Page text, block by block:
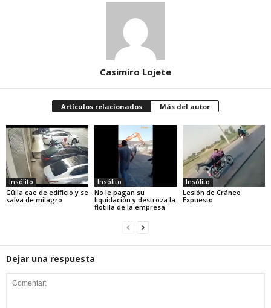
Casimiro Lojete
Artículos relacionados Más del autor
Insólito
Güila cae de edificio y se
salva de milagro
Insólito
No le pagan su
liquidación y destroza la
flotilla de la empresa
Insólito
Lesión de Cráneo
Expuesto
Dejar una respuesta